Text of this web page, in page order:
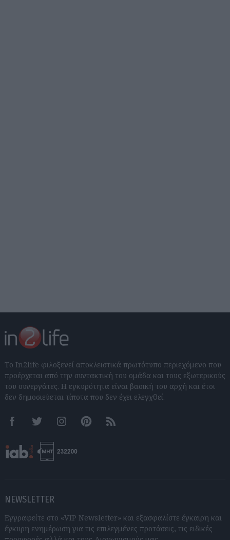
Το In2life φιλοξενεί αποκλειστικά πρωτότυπο περιεχόμενο που
προέρχεται από την συντακτική του ομάδα και τους εξωτερικούς
του συνεργάτες. Η εγκυρότητα είναι βασική του αρχή και έτσι
δεν δημοσιεύεται τίποτα που δεν έχει ελεγχθεί.
FacebookTwitter InstagramPinterestRSS feeds
NEWSLETTER
Εγγραφείτε στο «VIP Newsletter» και εξασφαλίστε έγκαιρη και
έγκυρη ενημέρωση για τις επιλεγμένες προτάσεις, τις ειδικές